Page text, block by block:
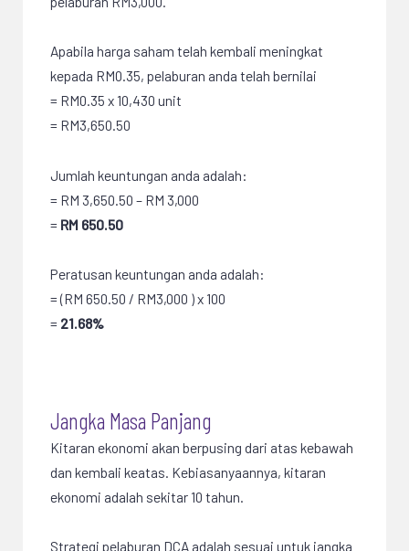
Apabila harga saham telah kembali meningkat
kepada RM0.35, pelaburan anda telah bernilai
= RM0.35 x 10,430 unit
= RM3,650.50
Jumlah keuntungan anda adalah:
= RM 3,650.50 – RM 3,000
= RM 650.50
Peratusan keuntungan anda adalah:
= (RM 650.50 / RM3,000 ) x 100
= 21.68%
Jangka Masa Panjang
Kitaran ekonomi akan berpusing dari atas kebawah
dan kembali keatas. Kebiasanyaannya, kitaran
ekonomi adalah sekitar 10 tahun.
Strategi pelaburan DCA adalah sesuai untuk jangka